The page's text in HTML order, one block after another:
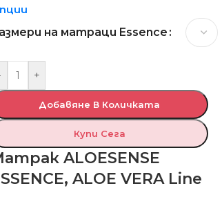
на матраци Essence
+
Добавяне В Количката
Купи Сега
ALOESENSE
ALOE VERA Line